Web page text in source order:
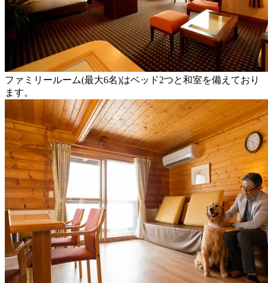
ファミリールーム(最大6名)はベッド2つと和室を備えており
ます。